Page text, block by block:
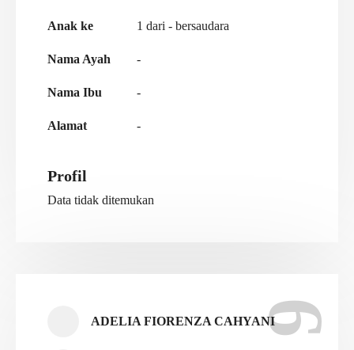
Anak ke 1 dari - bersaudara
Nama Ayah -
Nama Ibu -
Alamat -
Profil
Data tidak ditemukan
ADELIA FIORENZA CAHYANI